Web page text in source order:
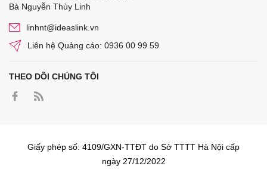
Bà Nguyễn Thùy Linh
linhnt@ideaslink.vn
Liên hệ Quảng cáo: 0936 00 99 59
THEO DÕI CHÚNG TÔI
Giấy phép số: 4109/GXN-TTĐT do Sở TTTT Hà Nội cấp
ngày 27/12/2022